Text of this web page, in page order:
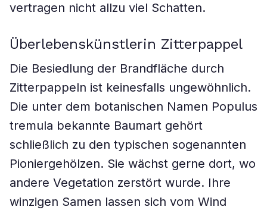
vertragen nicht allzu viel Schatten.
Überlebenskünstlerin Zitterpappel
Die Besiedlung der Brandfläche durch
Zitterpappeln ist keinesfalls ungewöhnlich.
Die unter dem botanischen Namen Populus
tremula bekannte Baumart gehört
schließlich zu den typischen sogenannten
Pioniergehölzen. Sie wächst gerne dort, wo
andere Vegetation zerstört wurde. Ihre
winzigen Samen lassen sich vom Wind